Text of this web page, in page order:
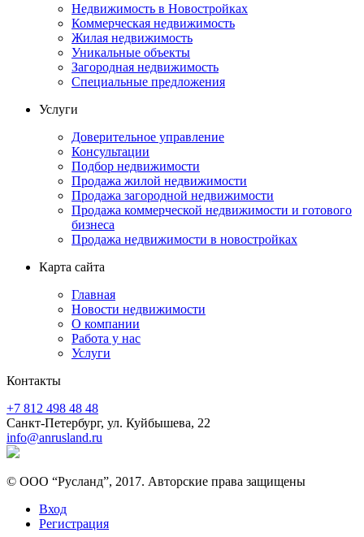
Недвижимость в Новостройках
Коммерческая недвижимость
Жилая недвижимость
Уникальные объекты
Загородная недвижимость
Специальные предложения
Услуги
Доверительное управление
Консультации
Подбор недвижимости
Продажа жилой недвижимости
Продажа загородной недвижимости
Продажа коммерческой недвижимости и готового
бизнеса
Продажа недвижимости в новостройках
Карта сайта
Главная
Новости недвижимости
О компании
Работа у нас
Услуги
Контакты
+7 812 498 48 48
Санкт-Петербург, ул. Куйбышева, 22
info@anrusland.ru
© ООО “Русланд”, 2017. Авторские права защищены
Вход
Регистрация